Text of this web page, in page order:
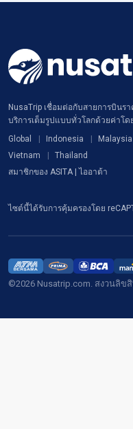
NusaTrip เชื่อมต่อกับสายการบินร
บริการเต็มรูปแบบทั่วโลกด้วยค่าโด
Global
Indonesia Malaysia
Vietnam
Thailand
สมาชิกของ ASITA | ไออาต้า
ไซต์นี้ได้รับการคุ้มครองโดย
©2026 Nusatrip.com. สงวนลิข